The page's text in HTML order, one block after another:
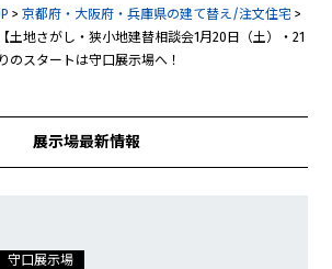
>京都府・大阪府・兵庫県の建て替え/注文住宅 >
【土地さがし・狭小地建替相談会1月20日（土）・21
のスタートは守口展示場へ！
展示場最新情報
守口展示場